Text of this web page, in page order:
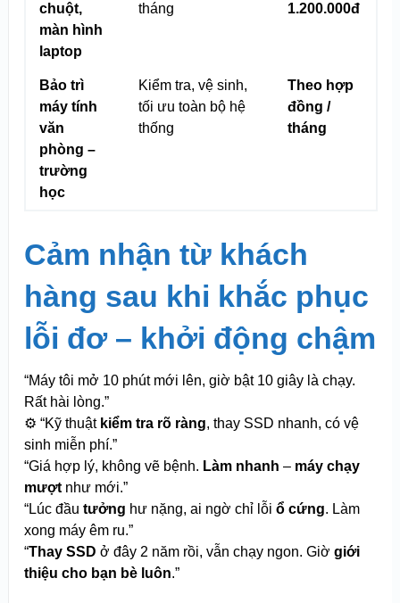
chuột,
màn hình
laptop
tháng
1.200.000đ
Bảo trì
máy tính
văn
phòng –
trường
học
Kiểm tra, vệ sinh,
tối ưu toàn bộ hệ
thống
Theo hợp
đồng /
tháng
Cảm nhận từ khách
hàng sau khi khắc phục
lỗi đơ – khởi động chậm
“Máy tôi mở 10 phút mới lên, giờ bật 10 giây là chạy.
Rất hài lòng.”
⚙️ “Kỹ thuật kiểm tra rõ ràng, thay SSD nhanh, có vệ
sinh miễn phí.”
“Giá hợp lý, không vẽ bệnh. Làm nhanh – máy chạy
mượtnhư mới.”
“Lúc đầu tưởng hư nặng, ai ngờ chỉ lỗi ổ cứng. Làm
xong máy êm ru.”
“Thay SSD ở đây 2 năm rồi, vẫn chạy ngon. Giờ giới
thiệu cho bạn bè luôn.”